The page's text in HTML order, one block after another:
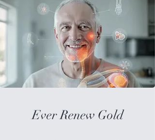
Ever Renew Gold